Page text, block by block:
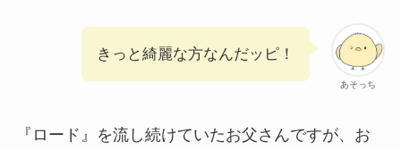
あそっち
きっと綺麗な方なんだッピ！
『ロード』を流し続けていたお父さんですが、お